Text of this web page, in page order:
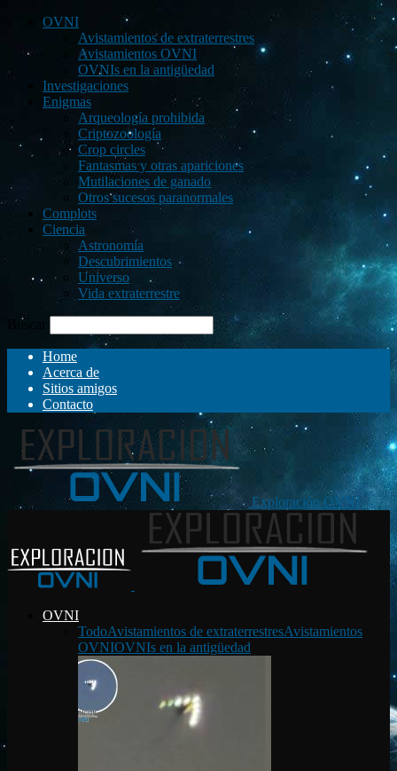
OVNI
Avistamientos de extraterrestres
Avistamientos OVNI
OVNIs en la antigüedad
Investigaciones
Enigmas
Arqueología prohibida
Criptozoología
Crop circles
Fantasmas y otras apariciones
Mutilaciones de ganado
Otros sucesos paranormales
Complots
Ciencia
Astronomía
Descubrimientos
Universo
Vida extraterrestre
Buscar
Home
Acerca de
Sitios amigos
Contacto
Exploración OVNI
OVNI
TodoAvistamientos de extraterrestresAvistamientos
OVNIOVNIs en la antigüedad